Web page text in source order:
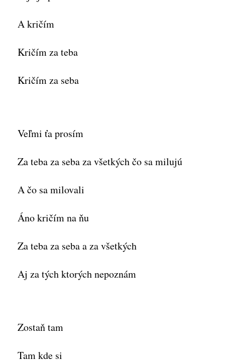
A kričím
Kričím za teba
Kričím za seba
Veľmi ťa prosím
Za teba za seba za všetkých čo sa milujú
A čo sa milovali
Áno kričím na ňu
Za teba za seba a za všetkých
Aj za tých ktorých nepoznám
Zostaň tam
Tam kde si